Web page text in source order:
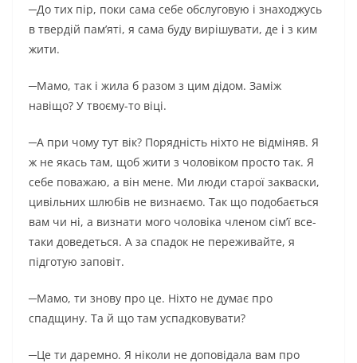
─До тих пір, поки сама себе обслуговую і знаходжусь
в твердій пам’яті, я сама буду вирішувати, де і з ким
жити.
─Мамо, так і жила б разом з цим дідом. Заміж
навіщо? У твоєму-то віці.
─А при чому тут вік? Порядність ніхто не відміняв. Я
ж не якась там, щоб жити з чоловіком просто так. Я
себе поважаю, а він мене. Ми люди старої закваски,
цивільних шлюбів не визнаємо. Так що подобається
вам чи ні, а визнати мого чоловіка членом сім’ї все-
таки доведеться. А за спадок не переживайте, я
підготую заповіт.
─Мамо, ти знову про це. Ніхто не думає про
спадщину. Та й що там успадковувати?
─Це ти даремно. Я ніколи не доповідала вам про